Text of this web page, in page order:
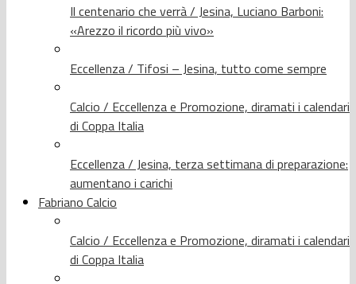
Il centenario che verrà / Jesina, Luciano Barboni:
«Arezzo il ricordo più vivo»
Eccellenza / Tifosi – Jesina, tutto come sempre
Calcio / Eccellenza e Promozione, diramati i calendari
di Coppa Italia
Eccellenza / Jesina, terza settimana di preparazione:
aumentano i carichi
Fabriano Calcio
Calcio / Eccellenza e Promozione, diramati i calendari
di Coppa Italia